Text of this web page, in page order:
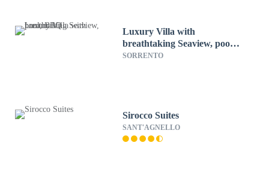
Luxury Villa with
breathtaking Seaview, pool,
BBQ
SORRENTO
Sirocco Suites
SANT'AGNELLO